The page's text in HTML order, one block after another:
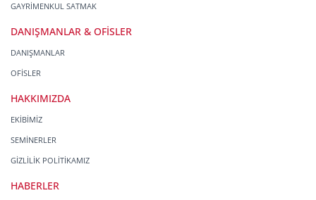
GAYRİMENKUL SATMAK
DANIŞMANLAR & OFİSLER
DANIŞMANLAR
OFİSLER
HAKKIMIZDA
EKİBİMİZ
SEMİNERLER
GİZLİLİK POLİTİKAMIZ
HABERLER